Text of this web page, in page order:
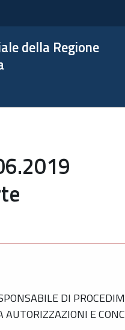
della Regione
DI
AUTORIZZAZIONI E